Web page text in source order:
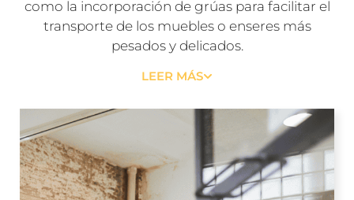
como la incorporación de grúas para facilitar el
transporte de los muebles o enseres más
pesados y delicados.
LEER MÁS
Hoy en díaMudanzas
es una
empresa líder en el
traslado de mudanzas,
gracias al trabajo